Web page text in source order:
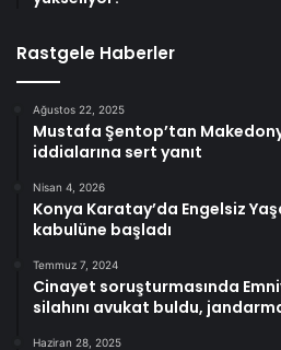
Rastgele Haberler
Ağustos 22, 2025
Mustafa Şentop’tan
iddialarına sert yanıt
Nisan 4, 2026
Konya Karatay’da Engelsiz
kabulüne başladı
Temmuz 7, 2024
Cinayet soruşturmasında
silahını avukat buldu,
Haziran 28, 2025